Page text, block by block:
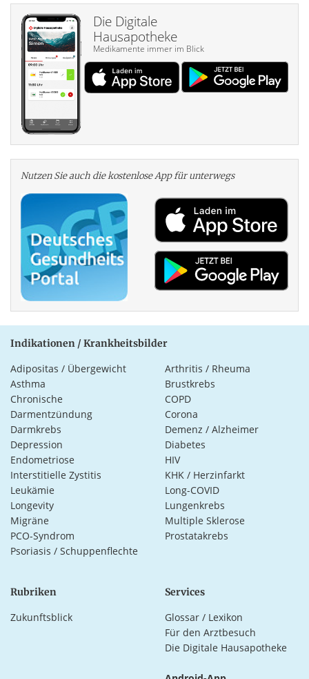
Die Digitale
Hausapotheke
Medikamente immer im Blick
Nutzen Sie auch die kosten­lose App für unterwegs
Indikationen / Krankheitsbilder
Adipositas / Übergewicht
Arthritis / Rheuma
Asthma
Brustkrebs
Chronische
Darmentzündung
COPD
Corona
Darmkrebs
Demenz / Alzheimer
Depression
Diabetes
Endometriose
HIV
Interstitielle Zystitis
KHK / Herzinfarkt
Leukämie
Long-COVID
Longevity
Lungenkrebs
Migräne
Multiple Sklerose
PCO-Syndrom
Prostatakrebs
Psoriasis / Schuppenflechte
Rubriken
Zukunftsblick
Services
Glossar / Lexikon
Für den Arztbesuch
Die Digitale Hausapotheke